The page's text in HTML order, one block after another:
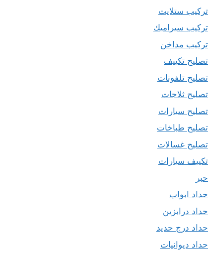
تركيب ستلايت
تركيب سيراميك
تركيب مداخن
تصليح تكييف
تصليح تلفونات
تصليح ثلاجات
تصليح سيارات
تصليح طباخات
تصليح غسالات
تكييف سيارات
حبر
حداد ابواب
حداد درابزين
حداد درج حديد
حداد ديوانيات